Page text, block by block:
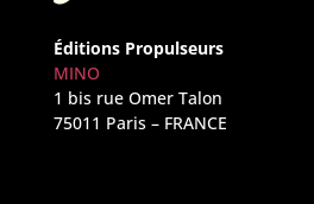
Éditions Propulseurs
MINO
1 bis rue Omer Talon
75011 Paris – FRANCE